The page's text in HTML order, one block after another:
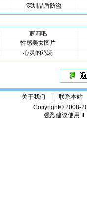
深圳晶盾防盗
萝莉吧
性感美女图片
心灵的鸡汤
关于我们 | 联系本站
Copyright© 2008-
强烈建议使用